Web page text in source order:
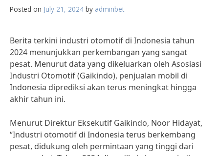
Posted on July 21, 2024 by adminbet
Berita terkini industri otomotif di Indonesia tahun
2024 menunjukkan perkembangan yang sangat
pesat. Menurut data yang dikeluarkan oleh Asosiasi
Industri Otomotif (Gaikindo), penjualan mobil di
Indonesia diprediksi akan terus meningkat hingga
akhir tahun ini.
Menurut Direktur Eksekutif Gaikindo, Noor Hidayat,
“Industri otomotif di Indonesia terus berkembang
pesat, didukung oleh permintaan yang tinggi dari